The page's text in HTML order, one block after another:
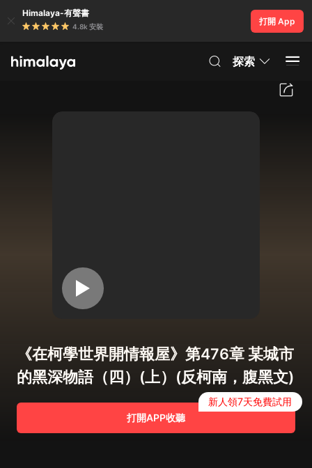
Himalaya-有聲書
4.8k 安裝
打開 App
探索
《在柯學世界開情報屋》第476章 某城市
的黑深物語（四）(上）(反柯南，腹黑文)
打開APP收聽
新人領7天免費試用